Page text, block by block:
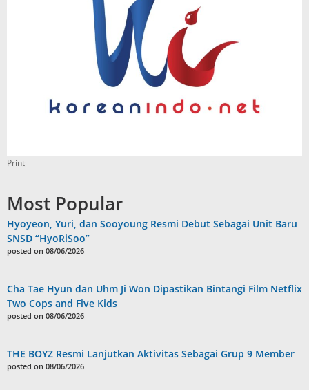
Print
Most Popular
Hyoyeon, Yuri, dan Sooyoung Resmi Debut Sebagai Unit Baru
SNSD “HyoRiSoo”
posted on 08/06/2026
Cha Tae Hyun dan Uhm Ji Won Dipastikan Bintangi Film Netflix
Two Cops and Five Kids
posted on 08/06/2026
THE BOYZ Resmi Lanjutkan Aktivitas Sebagai Grup 9 Member
posted on 08/06/2026